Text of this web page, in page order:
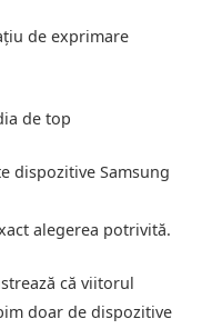
de exprimare
de top
dispozitive Samsung
alegerea potrivită.
că viitorul
doar de dispozitive